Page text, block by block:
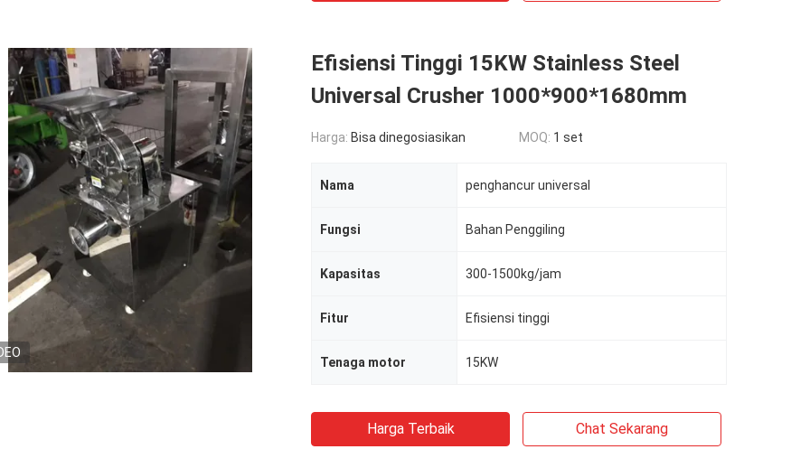
Efisiensi Tinggi 15KW Stainless Steel
Universal Crusher 1000*900*1680mm
Harga: Bisa dinegosiasikan MOQ: 1 set
Nama penghancur universal
Fungsi Bahan Penggiling
Kapasitas 300-1500kg/jam
Fitur Efisiensi tinggi
Tenaga motor 15KW
Harga Terbaik Chat Sekarang